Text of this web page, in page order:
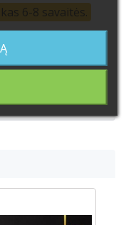
6-8 savaitės.